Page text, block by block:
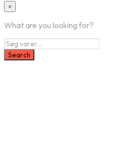
×
What are you looking for?